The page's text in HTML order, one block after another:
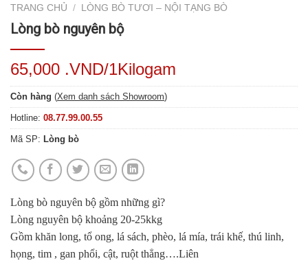
TRANG CHỦ / LÒNG BÒ TƯƠI – NỘI TẠNG BÒ
Lòng bò nguyên bộ
65,000 .VND/1Kilogam
Còn hàng (Xem danh sách Showroom)
Hotline: 08.77.99.00.55
Mã SP: Lòng bò
Lòng bò nguyên bộ gồm những gì?
Lòng nguyên bộ khoảng 20-25kkg
Gồm khăn long, tổ ong, lá sách, phèo, lá mía, trái khế, thú linh,
họng, tim , gan phổi, cật, ruột thẳng….Liên